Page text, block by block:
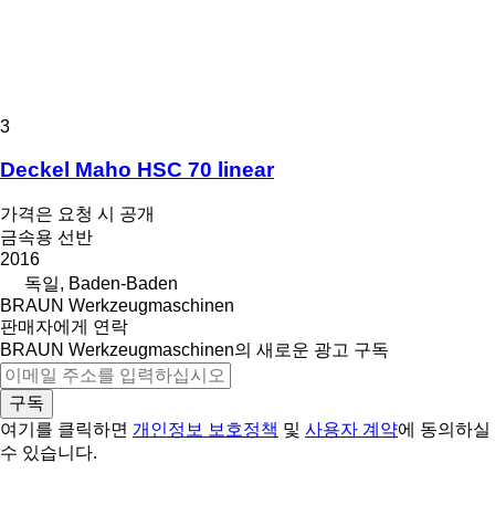
3
Deckel Maho HSC 70 linear
가격은 요청 시 공개
금속용 선반
2016
독일, Baden-Baden
BRAUN Werkzeugmaschinen
판매자에게 연락
BRAUN Werkzeugmaschinen의 새로운 광고 구독
구독
여기를 클릭하면 개인정보 보호정책 및 사용자 계약에 동의하실
수 있습니다.